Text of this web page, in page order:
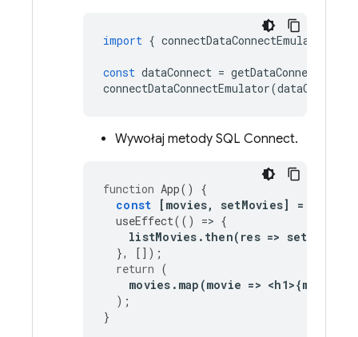
import { connectDataConnectEmulator
const dataConnect = getDataConnect
connectDataConnectEmulator(dataConnect
Wywołaj metody SQL Connect.
function App()
{
const
[ movies, setMovies] =
useEffect(() => {
listMovies . then( res => setMovies
},
[]);
return (
movies . map (movie => <h1>{movie
);
}